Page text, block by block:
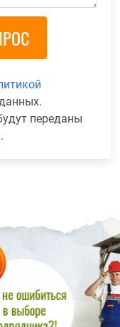
переданы